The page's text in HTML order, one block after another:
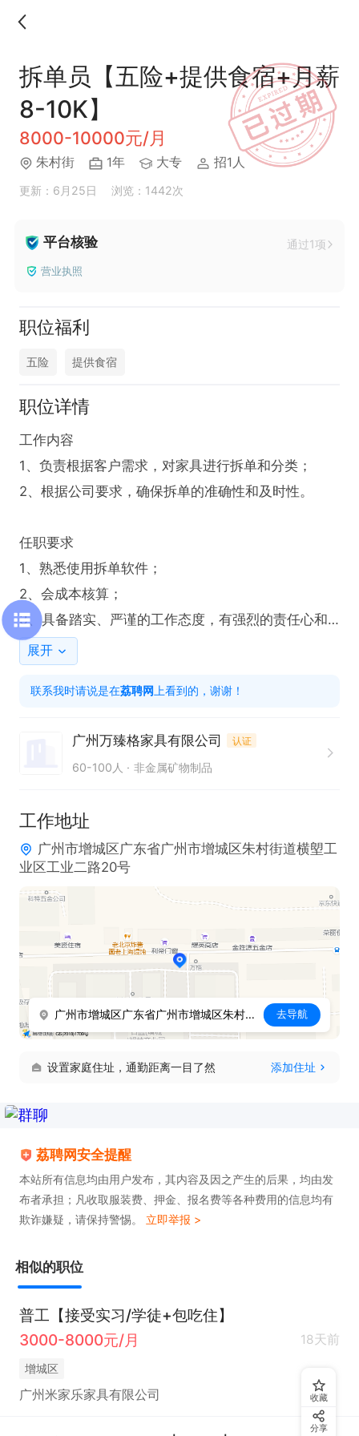
拆单员【五险+提供食宿+月薪
8-10K】
8000-10000元/月
朱村街 1年 大专 招1人
更新：6月25日 浏览：1442次
平台核验 通过1项
营业执照
职位福利
五险 提供食宿
职位详情
工作内容
1、负责根据客户需求，对家具进行拆单和分类；
2、根据公司要求，确保拆单的准确性和及时性。
任职要求
1、熟悉使用拆单软件；
2、会成本核算；
3、具备踏实、严谨的工作态度，有强烈的责任心和
团队合作精神。
展开
联系我时请说是在荔聘网 上看到的，谢谢！
广州万臻格家具有限公司 认证
60-100人 非金属矿物制品
工作地址
广州市增城区广东省广州市增城区朱村街道横塱工
业区工业二路20号
广州市增城区广东省广州市增城区朱村街道横塱工业区工业二路20号 去导航
设置家庭住址，通勤距离一目了然 添加住址
荔聘网安全提醒
本站所有信息均由用户发布，其内容及因之产生的后果，均由发
布者承担；凡收取服装费、押金、报名费等各种费用的信息均有
欺诈嫌疑，请保持警惕。 立即举报 >
相似的职位
普工【接受实习/学徒+包吃住】
3000-8000元/月
18天前
增城区
广州米家乐家具有限公司 收藏
分享